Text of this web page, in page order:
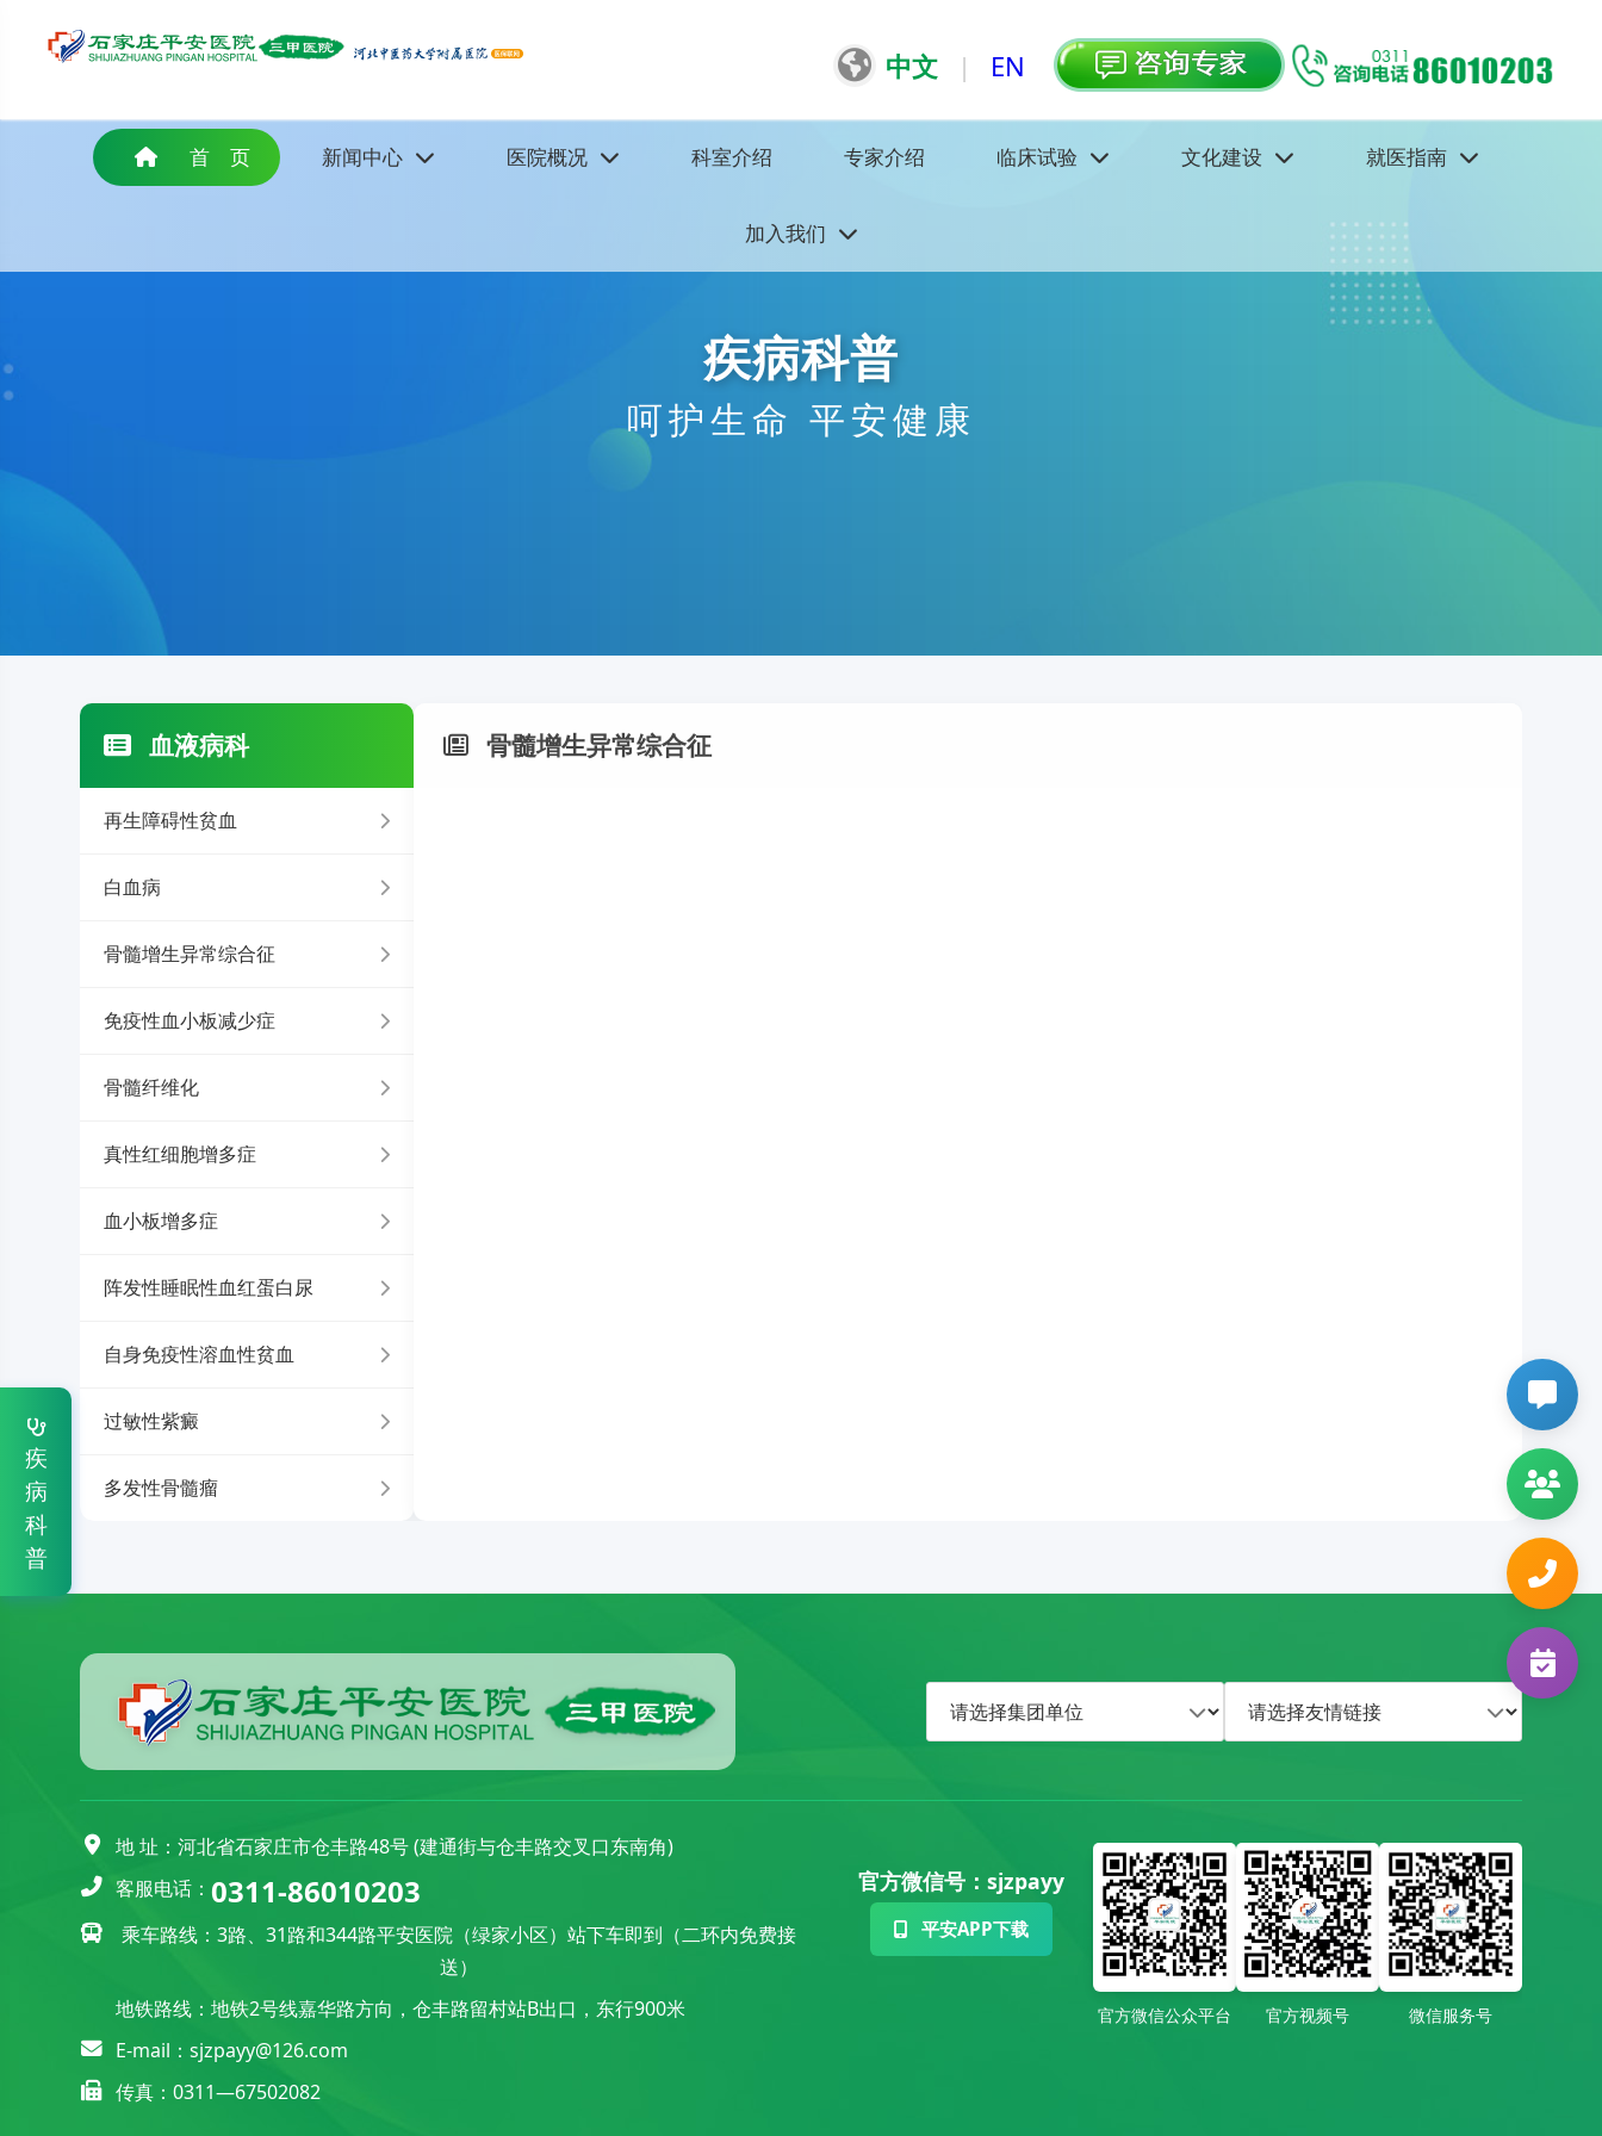
中文 | EN
首 页 新闻中心 医院概况 科室介绍 专家介绍 临床试验 文化建设 就医指南
加入我们
疾病科普
呵护生命 平安健康
血液病科
再生障碍性贫血
白血病
骨髓增生异常综合征
免疫性血小板减少症
骨髓纤维化
真性红细胞增多症
血小板增多症
阵发性睡眠性血红蛋白尿
自身免疫性溶血性贫血
过敏性紫癜
多发性骨髓瘤
骨髓增生异常综合征
肾病科 0311-86112971
疾
病
科
普
地 址：河北省石家庄市仓丰路48号 (建通街与仓丰路交叉口东南角)
客服电话：0311-86010203
乘车路线：3路、31路和344路平安医院（绿家小区）站下车即到（二环内免费接
送）
地铁路线：地铁2号线嘉华路方向，仓丰路留村站B出口，东行900米
E-mail：sjzpayy@126.com
传真：0311—67502082
官方微信号：sjzpayy
平安APP下载
官方微信公众平台 官方视频号 微信服务号